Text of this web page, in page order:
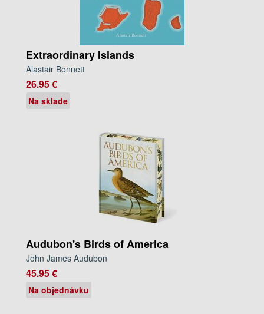
Extraordinary Islands
Alastair Bonnett
26.95 €
Na sklade
Audubon's Birds of America
John James Audubon
45.95 €
Na objednávku